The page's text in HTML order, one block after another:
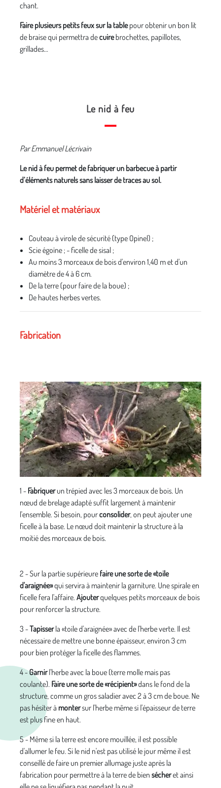
chant.
Faire plusieurs petits feux sur la tablepour obtenir un bon lit
de braise qui permettra decuirebrochettes, papillotes,
grillades…
Le nid à feu
Par Emmanuel Lécrivain
Le nid à feu permet de fabriquer un barbecue à partir
d’éléments naturels sans laisser de traces au sol.
Matériel et matériaux
Couteau à virole de sécurité (type Opinel) ;
Scie égoïne ; - ficelle de sisal ;
Au moins 3 morceaux de bois d'environ 1,40 m et d'un
diamètre de 4 à 6 cm.
De la terre (pour faire de la boue) ;
De hautes herbes vertes.
Fabrication
1 - Fabriquerun trépied avec les 3 morceaux de bois. Un
nœud de brelage adapté suffit largement à maintenir
l'ensemble. Si besoin, pourconsolider, on peut ajouter une
ficelle à la base. Le nœud doit maintenir la structure à la
moitié des morceaux de bois.
2 - Sur la partie supérieure faire une sorte de «toile
d'araignée»qui servira à maintenir la garniture. Une spirale en
ficelle fera l'affaire. Ajouterquelques petits morceaux de bois
pour renforcer la structure.
3 -Tapisserla «toile d'araignée» avec de l'herbe verte. Il est
nécessaire de mettre une bonne épaisseur, environ 3 cm
pour bien protéger la ficelle des flammes.
4 -Garnirl'herbe avec la boue (terre molle mais pas
coulante). Faire une sorte de «récipient»dans le fond de la
structure, comme un gros saladier avec 2 à 3 cm de boue. Ne
pas hésiter à montersur l'herbe même si l'épaisseur de terre
est plus fine en haut.
5 - Même si la terre est encore mouillée, il est possible
d'allumer le feu. Si le nid n'est pas utilisé le jour même il est
conseillé de faire un premier allumage juste après la
fabrication pour permettre à la terre de bien sécheret ainsi